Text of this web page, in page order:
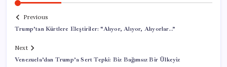
Previous
Trump’tan Kürtlere Eleştiriler: “Alıyor, Alıyor, Alıyorlar…”
Next
Venezuela’dan Trump’a Sert Tepki: Biz Bağımsız Bir Ülkeyiz